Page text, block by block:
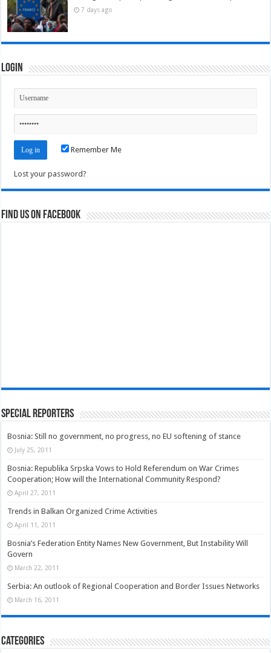
7 days ago
Login
Remember Me
Lost your password?
Find us on Facebook
Special Reporters
Bosnia: Still no government, no progress, no EU softening of stance
July 25, 2011
Bosnia: Republika Srpska Vows to Hold Referendum on War Crimes
Cooperation; How will the International Community Respond?
April 27, 2011
Trends in Balkan Organized Crime Activities
April 11, 2011
Bosnia’s Federation Entity Names New Government, But Instability Will
Govern
March 22, 2011
Serbia: An outlook of Regional Cooperation and Border Issues Networks
March 16, 2011
Categories